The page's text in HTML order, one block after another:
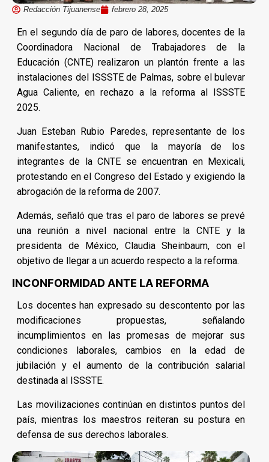
Redacción Tijuanense febrero 28, 2025
En el segundo día de paro de labores, docentes de la
Coordinadora Nacional de Trabajadores de la
Educación (CNTE) realizaron un plantón frente a las
instalaciones del ISSSTE de Palmas, sobre el bulevar
Agua Caliente, en rechazo a la reforma al ISSSTE
2025.
Juan Esteban Rubio Paredes, representante de los
manifestantes, indicó que la mayoría de los
integrantes de la CNTE se encuentran en Mexicali,
protestando en el Congreso del Estado y exigiendo la
abrogación de la reforma de 2007.
Además, señaló que tras el paro de labores se prevé
una reunión a nivel nacional entre la CNTE y la
presidenta de México, Claudia Sheinbaum, con el
objetivo de llegar a un acuerdo respecto a la reforma.
INCONFORMIDAD ANTE LA REFORMA
Los docentes han expresado su descontento por las
modificaciones propuestas, señalando
incumplimientos en las promesas de mejorar sus
condiciones laborales, cambios en la edad de
jubilación y el aumento de la contribución salarial
destinada al ISSSTE.
Las movilizaciones continúan en distintos puntos del
país, mientras los maestros reiteran su postura en
defensa de sus derechos laborales.